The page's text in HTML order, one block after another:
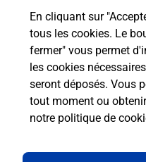
En cliquant sur
tous les cookies. Le
fermer" vous permet
les cookies
seront déposés. Vous
tout moment ou
notre politique de
Combien de
code bateau ?
Peut-on passer le
avec le CPF ?